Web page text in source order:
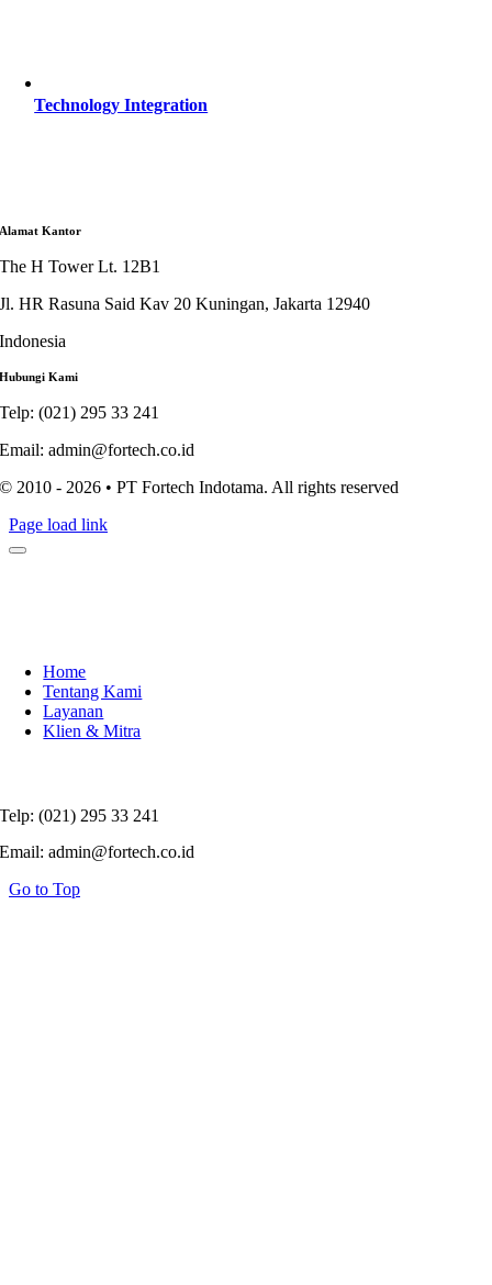
Technology Integration
Alamat Kantor
The H Tower Lt. 12B1
Jl. HR Rasuna Said Kav 20 Kuningan, Jakarta 12940
Indonesia
Hubungi Kami
Telp: (021) 295 33 241
Email: admin@fortech.co.id
© 2010 - 2026 • PT Fortech Indotama. All rights reserved
Page load link
Home
Tentang Kami
Layanan
Klien & Mitra
Telp: (021) 295 33 241
Email: admin@fortech.co.id
Go to Top